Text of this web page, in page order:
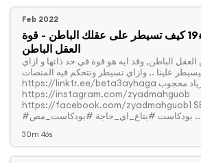
Feb 2022
بتاع اي حاجة | #19 كيف تسيطر على عقلك الباطن - قوة
العقل الباطن
الباطن, وقد ايه هو قوة في حد ذاتها و ازاي
علينا .. وازاي نسيطر ونتحكم فيه المنصات
https://linktr.ee/beta3ayhaga زياد محجوب
https://instagram.com/zyadmahguob
https://facebook.com/zyadmahguob1
#بودكاست_مص ...
30m 46s